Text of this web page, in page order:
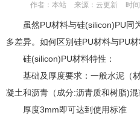
作者： 本站 来源： 云更新 时间
虽然PU材料与硅(silicon)PU同
多差异。如何区别硅PU材料与PU材
硅(silicon)PU材料特性：
基础及厚度要求：一般水泥（
凝土和沥青（成分:沥青质和树脂)混
厚度3mm即可达到使用标准